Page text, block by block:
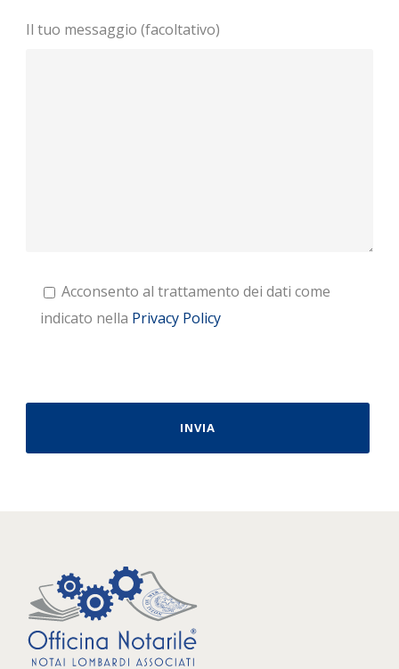
Il tuo messaggio (facoltativo)
Acconsento al trattamento dei dati come
indicato nella Privacy Policy